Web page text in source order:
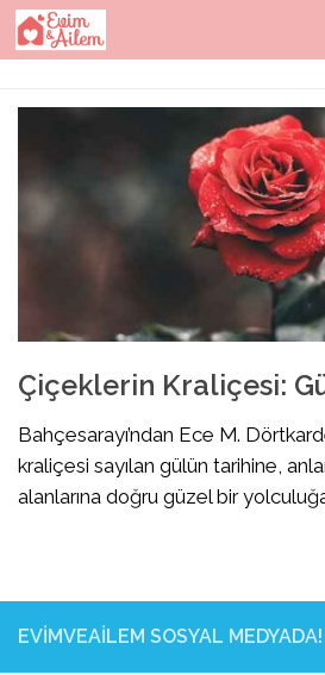
Skip to content
Çiçeklerin Kraliçesi:
Bahçesarayı’ndan Ece M.
kraliçesi sayılan gülün tarihine,
alanlarına doğru güzel bir
EVIMVEAILEM SOSYAL MEDYADA!